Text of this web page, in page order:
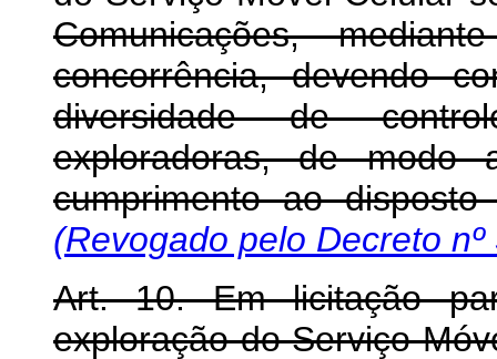
Comunicações,
concorrência, devendo
diversidade de
exploradoras, de modo
cumprimento ao
(Revogado pelo Decreto
Art. 10. Em licitação
exploração do Serviço